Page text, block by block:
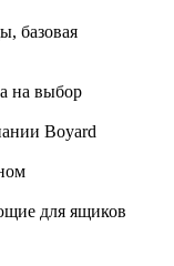
базовая
на выбор
Boyard
для ящиков